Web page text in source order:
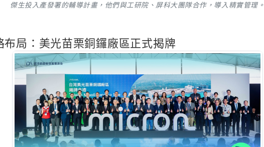
傑生投入產發署的輔導計畫，他們與工研院、屏科大團隊合作，導入精實管理。
局：美光苗栗銅鑼廠區正式揭牌